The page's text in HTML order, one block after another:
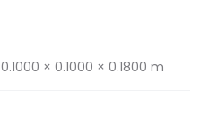
0.1000 × 0.1000 × 0.1800 m